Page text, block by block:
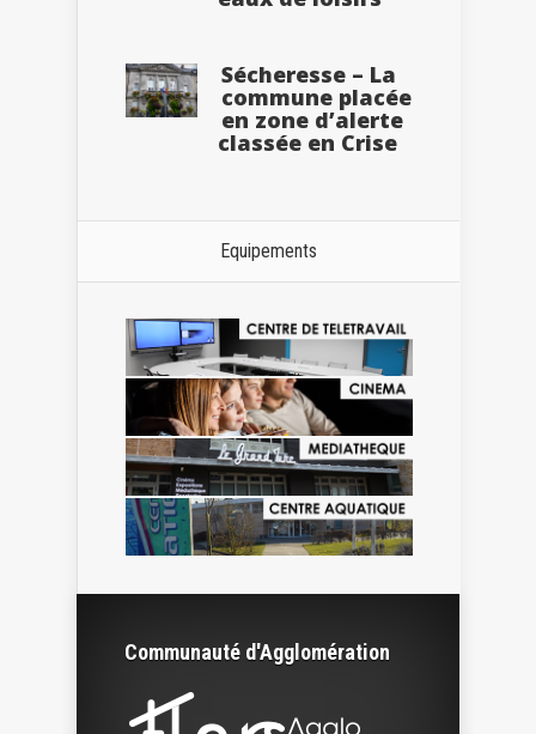
Sécheresse – La
commune placée
en zone d’alerte
classée en Crise
Equipements
Communauté d'Agglomération